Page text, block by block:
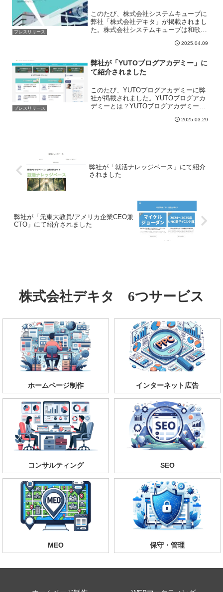
プレスリリース
このたび、株式会社システムキューブに
弊社「株式会社デキタ」が掲載されまし
た。株式会社システムキューブは和歌山
やホームページ制作を中心に企業の業務
です。2009年の創業以...
2025.04.09
プレスリリース
弊社が「YUTOブログアカデミー」に
て紹介されました
このたび、YUTOブログアカデミーに弊
社が掲載されました。YUTOブログアカ
デミーとは？YUTOブログアカデミー
で幅広く対応したブログ運営に関する情
2025.03.29
弊社が「就活ナレッジベース」にて紹介
されました
弊社が「元東大教員/アメリカ企業CEO兼
CTO」にて紹介されました
株式会社デキタ 6つサービス
ホームページ制作 インターネット広告
コンサルティング SEO
MEO 保守・管理